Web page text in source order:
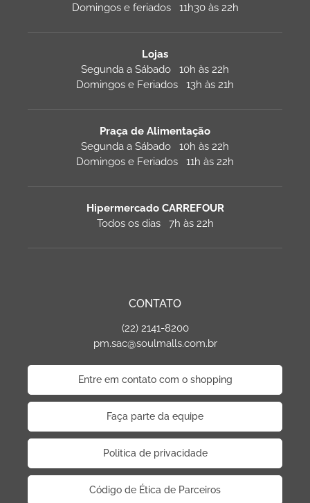
Domingos e feriados 11h30 às 22h
Lojas
Segunda a Sábado 10h às 22h
Domingos e Feriados 13h às 21h
Praça de Alimentação
Segunda a Sábado 10h às 22h
Domingos e Feriados 11h às 22h
Hipermercado CARREFOUR
Todos os dias 7h às 22h
CONTATO
(22) 2141-8200
pm.sac@soulmalls.com.br
Entre em contato com o shopping
Faça parte da equipe
Politica de privacidade
Código de Ética de Parceiros